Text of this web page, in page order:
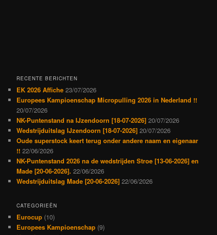
RECENTE BERICHTEN
EK 2026 Affiche 23/07/2026
Europees Kampioenschap Micropulling 2026 in Nederland !!
20/07/2026
NK-Puntenstand na IJzendoorn [18-07-2026] 20/07/2026
Wedstrijduitslag IJzendoorn [18-07-2026] 20/07/2026
Oude superstock keert terug onder andere naam en eigenaar
!! 22/06/2026
NK-Puntenstand 2026 na de wedstrijden Stroe [13-06-2026] en
Made [20-06-2026]. 22/06/2026
Wedstrijduitslag Made [20-06-2026] 22/06/2026
CATEGORIEËN
Eurocup (10)
Europees Kampioenschap (9)